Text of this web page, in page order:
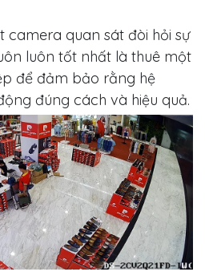
camera quan sát đòi hỏi sự
luôn tốt nhất là thuê một
để đảm bảo rằng hệ
đúng cách và hiệu quả.